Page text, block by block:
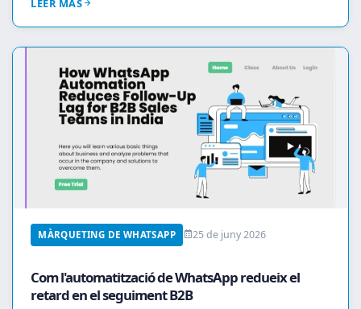
LEER MAS
MÀRQUETING DE WHATSAPP 25 de juny 2026
Com l'automatització de WhatsApp redueix el
retard en el seguiment B2B